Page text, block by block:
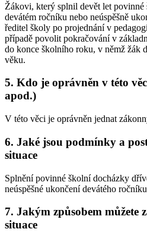
Žákovi, který splnil devět let
devátém ročníku nebo neúspěšně
ředitel školy po projednání v
případě povolit pokračování v
do konce školního roku, v němž žák
věku.
5. Kdo je oprávněn v této
apod.)
V této věci je oprávněn jednat
6. Jaké jsou podmínky a
situace
Splnění povinné školní docházky
neúspěšné ukončení devátého
7. Jakým způsobem můžete
situace